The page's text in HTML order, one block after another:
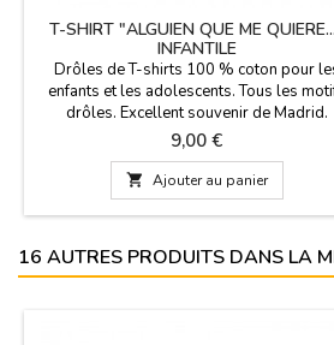
T-SHIRT "ALGUIEN QUE ME
INFANTILE
Drôles de T-shirts 100 % coton pour
enfants et les adolescents. Tous les
drôles. Excellent souvenir de Madrid.
Prix
9,00 €
 Ajouter au panier
16 AUTRES PRODUITS DANS LA